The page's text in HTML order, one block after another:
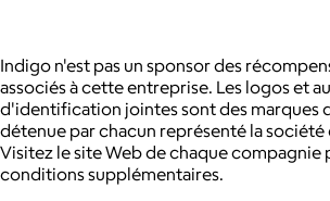
Indigo n'est pas un sponsor des
associés à cette entreprise. Les logos et
d'identification jointes sont des marques
détenue par chacun représenté la société
Visitez le site Web de chaque compagnie
conditions supplémentaires.